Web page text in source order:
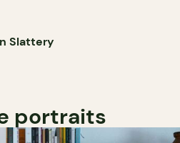
Slattery
portraits